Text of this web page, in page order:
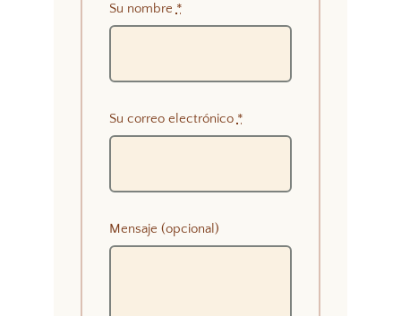
Su nombre *
Su correo electrónico *
Mensaje (opcional)